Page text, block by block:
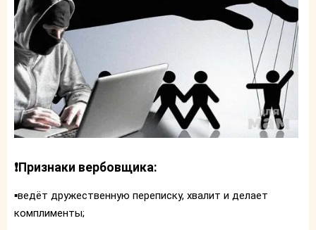
❗️Признаки вербовщика:
▪️ведёт дружественную переписку, хвалит и делает
комплименты;